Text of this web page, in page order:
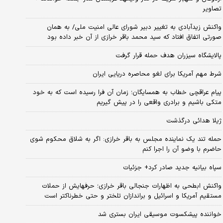
تصاویر
واکنش زیدآبادی به تغییر دبیر شورای عالی امنیت ملی/ به همان
صورتی اتفاق افتاد که سید محمد باقر خرازی از آن خبر داده بود
پالایشگاه سیزران هدف حمله قرار گرفت
شرط مهم آمریکا برای لغو محاصره دریایی ایران
پیام عراقچی خطاب به همسایگان؛ زمان آن فرا رسیده است که به خود
متکی باشیم و برادری واقعی را در پیش گیریم
ژیلا هدائی درگذشت
حمله تند یک نماینده مجلس به باقر خرازی: اگر به شلاق محکوم شوی
حاضرم با وضو آن را اجرا کنم
سپاه بیانیه جدید صادر کرد+ جزئیات
واکنش ابطحی به اظهارات جنجالی باقر خرازی؛ حرفهایش از حملات
مستقیم آمریکا و اسرائیل و براندازان تلختر و حتی خطرناکتر است
خواننده پیشکسوت موسیقی ایران بستری شد